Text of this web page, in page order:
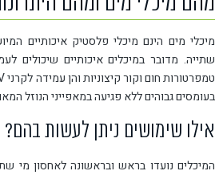
מיכלי מים הינם מיכלי פלסטיק איכותיים
שתייה. מדובר במיכלים איכותיים שיכולים
בעומסים גבוהים ללא פגיעה במאפייני הנוזל
אילו שימושים ניתן לעשות בהם?
המיכלים נועדו בראש ובראשונה לאחסון מי